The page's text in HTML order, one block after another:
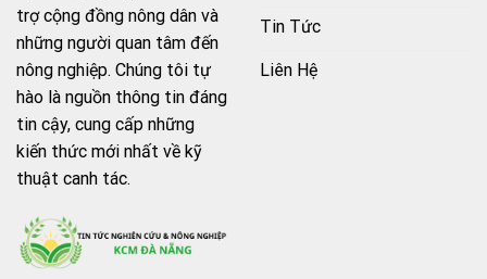
trợ cộng đồng nông dân và
những người quan tâm đến
nông nghiệp. Chúng tôi tự
hào là nguồn thông tin đáng
tin cậy, cung cấp những
kiến thức mới nhất về kỹ
thuật canh tác.
Tin Tức
Liên Hệ